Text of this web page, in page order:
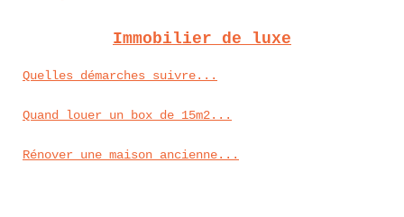
Immobilier de luxe
Quelles démarches suivre...
Quand louer un box de 15m2...
Rénover une maison ancienne...